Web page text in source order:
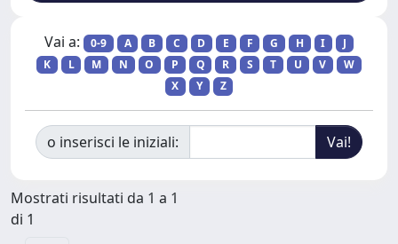
Vai a: 0-9 A B C D E F G H I
J
K
L M N O P Q R S T U V
W
X
Y Z
o inserisci le iniziali:
Mostrati risultati da 1 a 1
di 1